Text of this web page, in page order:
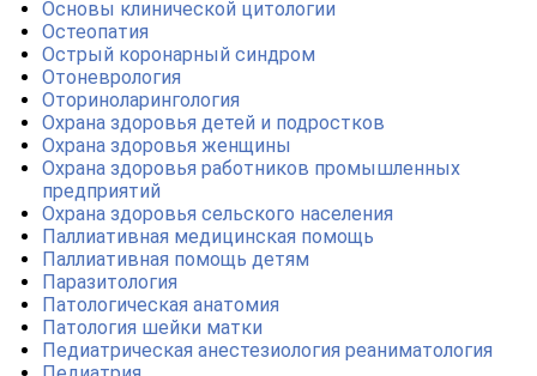
Основы клинической цитологии
Остеопатия
Острый коронарный синдром
Отоневрология
Оториноларингология
Охрана здоровья детей и подростков
Охрана здоровья женщины
Охрана здоровья работников промышленных
предприятий
Охрана здоровья сельского населения
Паллиативная медицинская помощь
Паллиативная помощь детям
Паразитология
Патологическая анатомия
Патология шейки матки
Педиатрическая анестезиология реаниматология